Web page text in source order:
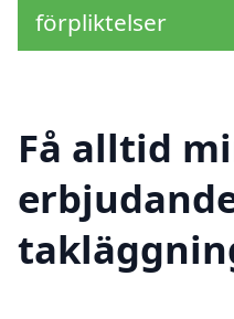
förpliktelser
Få alltid